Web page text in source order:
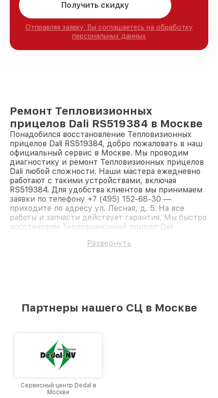
Получить скидку
Отправляя заявку, Вы соглашаетесь на обработку
персональных данных
Ремонт Тепловизионных
прицелов Dali RS519384 в Москве
Понадобился восстановление Тепловизионных
прицелов Dali RS519384, добро пожаловать в наш
официальный сервис в Москве. Мы проводим
диагностику и ремонт Тепловизионных прицелов
Dali любой сложности. Наши мастера ежедневно
работают с такими устройствами, включая
RS519384. Для удобства клиентов мы принимаем
заявки по телефону +7 (495) 152-68-30 —
приходите по адресу ул. Лесная, д. 5. На все
работы и запчасти действует гарантия. Мы быстро
восстановим Тепловизионный прицел Dali
Развернуть
Партнеры нашего СЦ в Москве
Сервисный центр Dedal в
Москве